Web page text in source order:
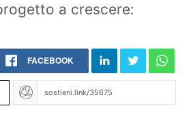
a crescere:
FACEBOOK